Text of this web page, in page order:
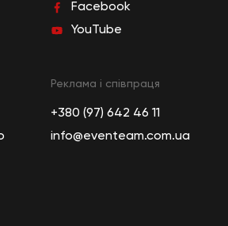
Реклама і співпраця
+380 (97) 642 46 11
info@eventeam.com.ua
Facebook
YouTube